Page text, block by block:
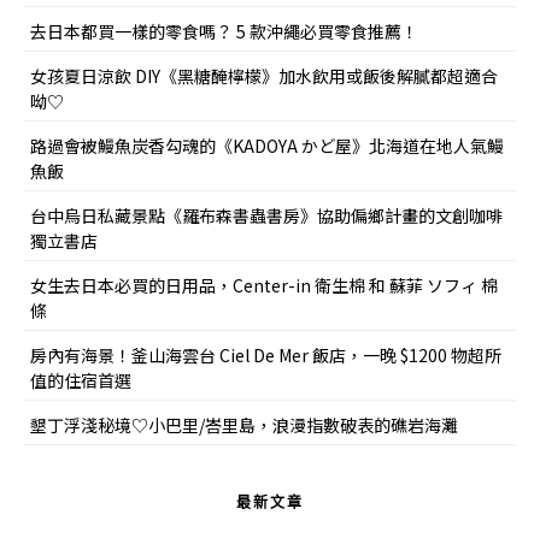
去日本都買一樣的零食嗎？ 5 款沖繩必買零食推薦！
女孩夏日涼飲 DIY《黑糖醃檸檬》加水飲用或飯後解膩都超適合
呦♡
路過會被鰻魚炭香勾魂的《KADOYA かど屋》北海道在地人氣鰻
魚飯
台中烏日私藏景點《羅布森書蟲書房》協助偏鄉計畫的文創咖啡
獨立書店
女生去日本必買的日用品，Center-in 衛生棉 和 蘇菲 ソフィ 棉
條
房內有海景！釜山海雲台 Ciel De Mer 飯店，一晚 $1200 物超所
值的住宿首選
墾丁浮淺秘境♡小巴里/峇里島，浪漫指數破表的礁岩海灘
最新文章